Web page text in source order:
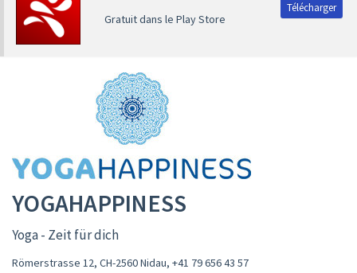
Gratuit dans le Play Store
Télécharger
YOGAHAPPINESS
Yoga - Zeit für dich
Römerstrasse 12, CH-2560 Nidau, +41 79 656 43 57